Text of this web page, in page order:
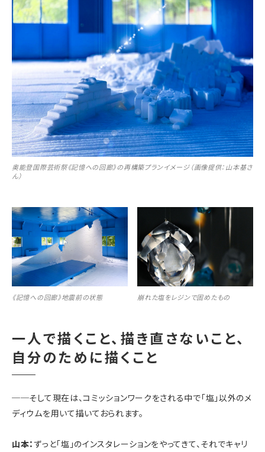
奥能登国際芸術祭《記憶への回廊》の再構築プランイメージ（画像提供：山本基さ
ん）
《記憶への回廊》地震前の状態 崩れた塩をレジンで固めたもの
一人で描くこと、描き直さないこと、
自分のために描くこと
──そして現在は、コミッションワークをされる中で「塩」以外のメ
ディウムを用いて描いておられます。
山本：ずっと「塩」のインスタレーションをやってきて、それでキャリ